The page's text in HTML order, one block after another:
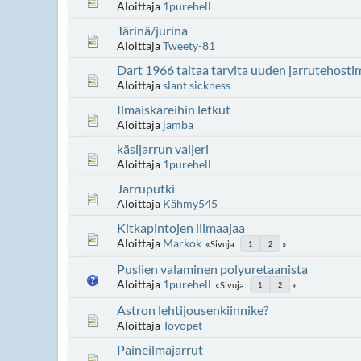
Aloittaja 1purehell
Tärinä/jurina
AloittajaTweety-81
Dart 1966 taitaa tarvita uuden
Aloittajaslant sickness
Ilmaiskareihin letkut
Aloittaja jamba
käsijarrun vaijeri
Aloittaja 1purehell
Jarruputki
Aloittaja Kähmy545
Kitkapintojen liimaajaa
Aloittaja Markok Sivuja 1 2
Puslien valaminen polyuretaanista
Aloittaja 1purehell Sivuja 1 2
Astron lehtijousenkiinnike?
AloittajaToyopet
Paineilmajarrut